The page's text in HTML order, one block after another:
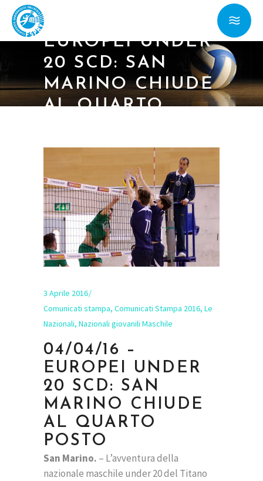
04/04/16 –
EUROPEI UNDER
20 SCD: SAN
MARINO CHIUDE
AL QUARTO
3 Aprile 2016
Comunicati stampa, Comunicati Stampa 2016, Le
Nazionali, Nazionali giovanili Maschile
04/04/16 –
EUROPEI UNDER
20 SCD: SAN
MARINO CHIUDE
AL QUARTO
POSTO
San Marino. – L’avventura della
nazionale maschile under 20 del Titano